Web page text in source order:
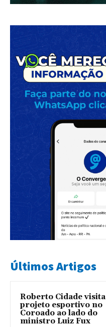
Últimos Artigos
Roberto Cidade visita
projeto esportivo no
Coroado ao lado do
ministro Luiz Fux